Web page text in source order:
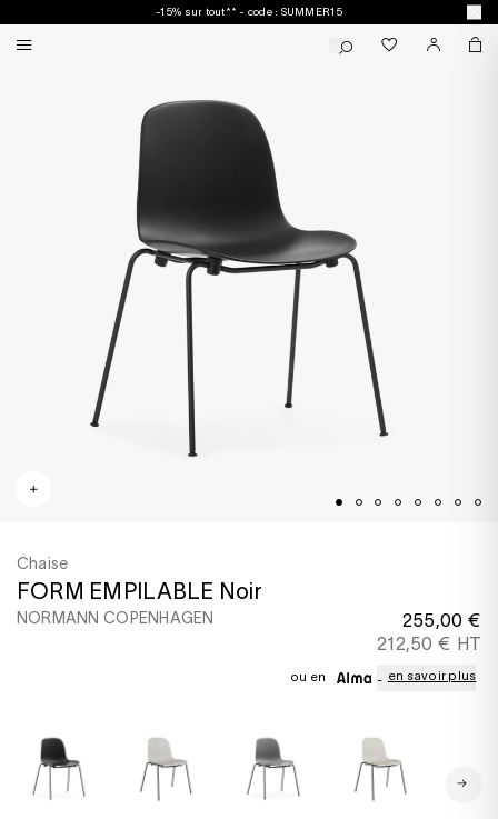
-15% sur tout** - code : SUMMER15
Chaise
FORM EMPILABLE Noir
NORMANN COPENHAGEN
255,00 €
212,50 € HT
ou en en savoir plus